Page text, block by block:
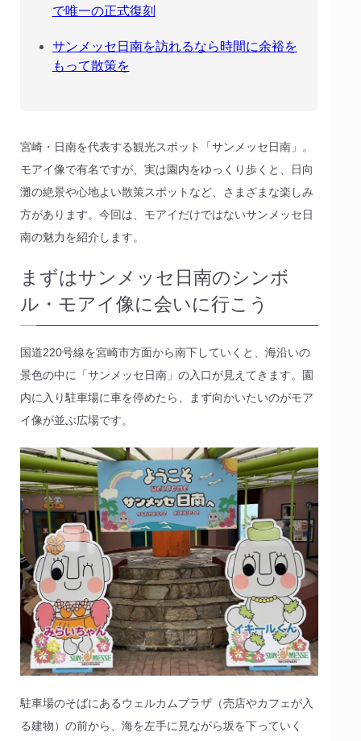
で唯一の正式復刻
サンメッセ日南を訪れるなら時間に余裕を
もって散策を
宮崎・日南を代表する観光スポット「サンメッセ日南」。
モアイ像で有名ですが、実は園内をゆっくり歩くと、日向
灘の絶景や心地よい散策スポットなど、さまざまな楽しみ
方があります。今回は、モアイだけではないサンメッセ日
南の魅力を紹介します。
まずはサンメッセ日南のシンボ
ル・モアイ像に会いに行こう
国道220号線を宮崎市方面から南下していくと、海沿いの
景色の中に「サンメッセ日南」の入口が見えてきます。園
内に入り駐車場に車を停めたら、まず向かいたいのがモア
イ像が並ぶ広場です。
駐車場のそばにあるウェルカムプラザ（売店やカフェが入
る建物）の前から、海を左手に見ながら坂を下っていく